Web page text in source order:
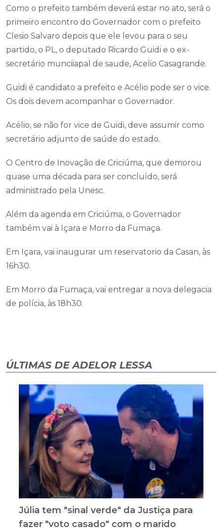
Como o prefeito também deverá estar no ato, será o
primeiro encontro do Governador com o prefeito
Clesio Salvaro depois que ele levou para o seu
partido, o PL, o deputado Ricardo Guidi e o ex-
secretário munciiapal de saude, Acelio Casagrande.
Guidi é candidato a prefeito e Acélio pode ser o vice.
Os dois devem acompanhar o Governador.
Acélio, se não for vice de Guidi, deve assumir como
secretário adjunto de saúde do estado.
O Centro de Inovação de Criciúma, que demorou
quase uma década para ser concluído, será
administrado pela Unesc.
Além da agenda em Criciúma, o Governador
também vai à Içara e Morro da Fumaça.
Em Içara, vai inaugurar um reservatorio da Casan, às
16h30.
Em Morro da Fumaça, vai entregar a nova delegacia
de polícia, às 18h30.
ÚLTIMAS DE ADELOR LESSA
Júlia tem "sinal verde" da Justiça para
fazer "voto casado" com o marido